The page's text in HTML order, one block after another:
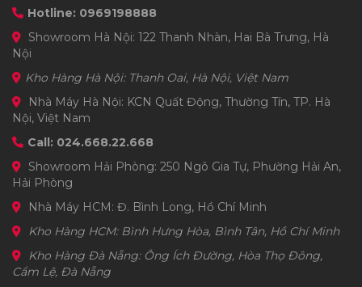
Hotline: 0969198888
Showroom Hà Nội: 122 Thanh Nhàn, Hai Bà Trưng, Hà
Nội
Kho Hàng Hà Nội: Thanh Oai, Hà Nội, Việt Nam
Nhà Máy Hà Nội: KCN Quất Động, Thường Tín, TP. Hà
Nội, Việt Nam
Call: 024.668.22.668
Showroom Hải Phòng: 250 Ngô Gia Tự, Phường Hải An,
Hải Phòng
Nhà Máy HCM: Đ. Bình Long, Hồ Chí Minh
Kho Hàng HCM: Bình Hưng Hòa, Bình Tân, Hồ Chí Minh
Kho Hàng Đà Nẵng: Ông Ích Đường, Hòa Thọ Đông,
Cẩm Lệ, Đà Nẵng